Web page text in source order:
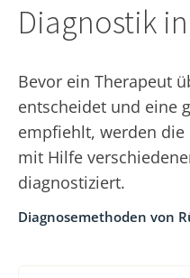
Diagnostik in
Bevor ein Therapeut
entscheidet und eine
empfiehlt, werden die
mit Hilfe
diagnostiziert.
Diagnosemethoden von